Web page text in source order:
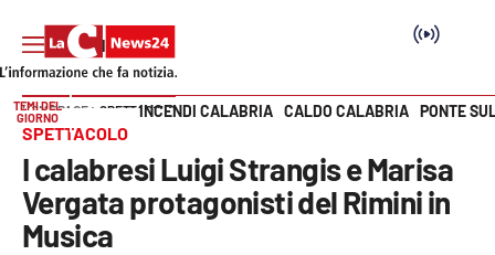
SEZIONI
Cronaca
Vai
TEMI DEL
GIORNO
INCENDI CALABRIA CALDO CALABRIA PONTE
HOME PAGE SPETTACOLO
SPETTACOLO
I calabresi Luigi Strangis e Marisa
Vergata protagonisti del Rimini in
Musica